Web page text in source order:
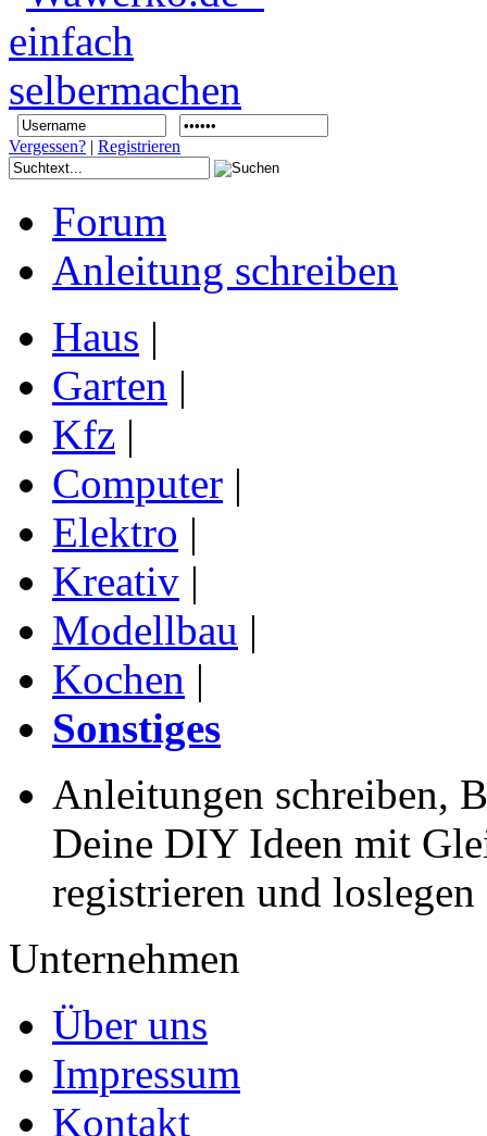
Vergessen? | Registrieren
Forum
Anleitung schreiben
Haus |
Garten |
Kfz |
Computer |
Elektro |
Kreativ |
Modellbau |
Kochen |
Sonstiges
Anleitungen schreiben,
Deine DIY Ideen mit
registrieren und loslegen
Unternehmen
Über uns
Impressum
Kontakt